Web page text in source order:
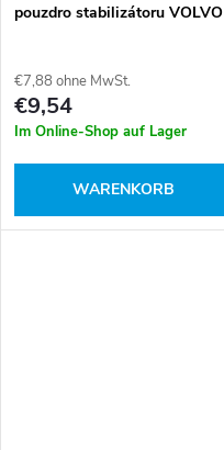
pouzdro stabilizátoru VOLVO
€7,88 ohne MwSt.
€9,54
Im Online-Shop auf Lager
WARENKORB